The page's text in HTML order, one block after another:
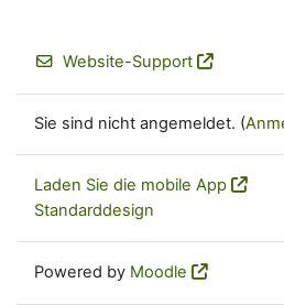
Website-Support
Sie sind nicht angemeldet. (
Laden Sie die mobile App
Standarddesign
Powered by Moodle